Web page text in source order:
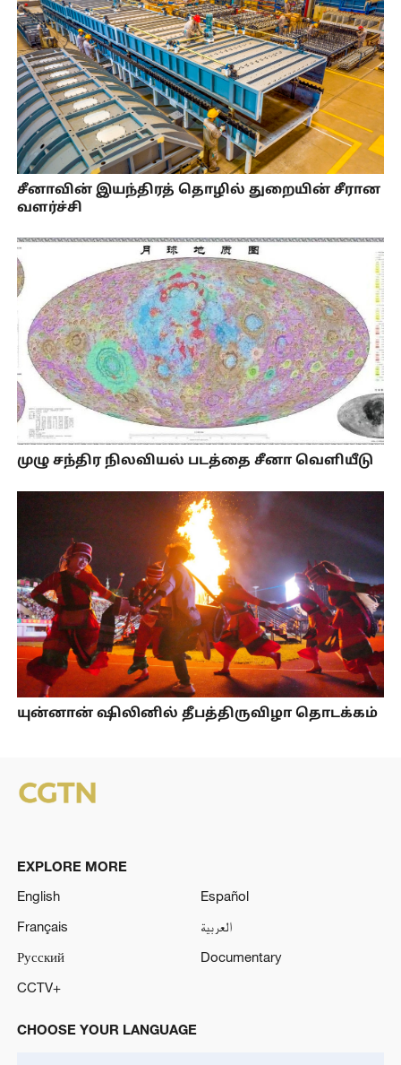
சீனாவின் இயந்திரத் தொழில் துறையின் சீரான
வளர்ச்சி
முழு சந்திர நிலவியல் படத்தை சீனா வெளியீடு
யுன்னான் ஷிலினில் தீபத்திருவிழா தொடக்கம்
EXPLORE MORE
English
Español
Français
العربية
Русский
Documentary
CCTV+
CHOOSE YOUR LANGUAGE